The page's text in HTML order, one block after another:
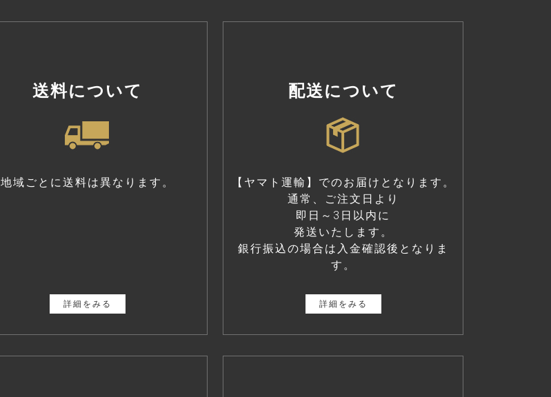
送料について
地域ごとに送料は異なります。
詳細をみる
配送について
【ヤマト運輸】でのお届けとなります。
通常、ご注文日より
即日～3日以内に
発送いたします。
銀行振込の場合は入金確認後となりま
す。
詳細をみる